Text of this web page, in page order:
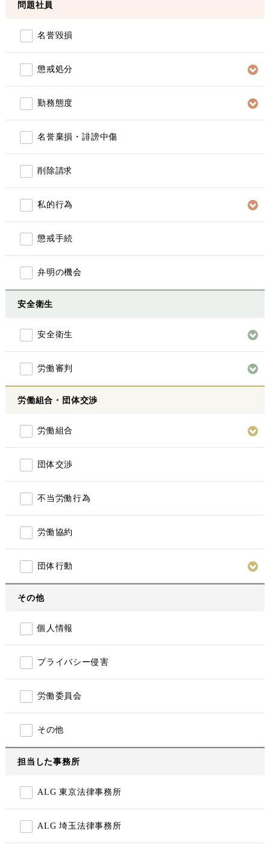
問題社員
名誉毀損
懲戒処分
勤務態度
名誉棄損・誹謗中傷
削除請求
私的行為
懲戒手続
弁明の機会
安全衛生
安全衛生
労働審判
労働組合・団体交渉
労働組合
団体交渉
不当労働行為
労働協約
団体行動
その他
個人情報
プライバシー侵害
労働委員会
その他
担当した事務所
ALG 東京法律事務所
ALG 埼玉法律事務所